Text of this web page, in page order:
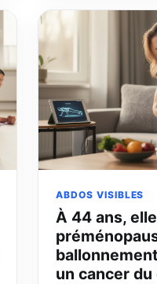
ABDOS VISIBLES
À 44 ans,
un cancer du